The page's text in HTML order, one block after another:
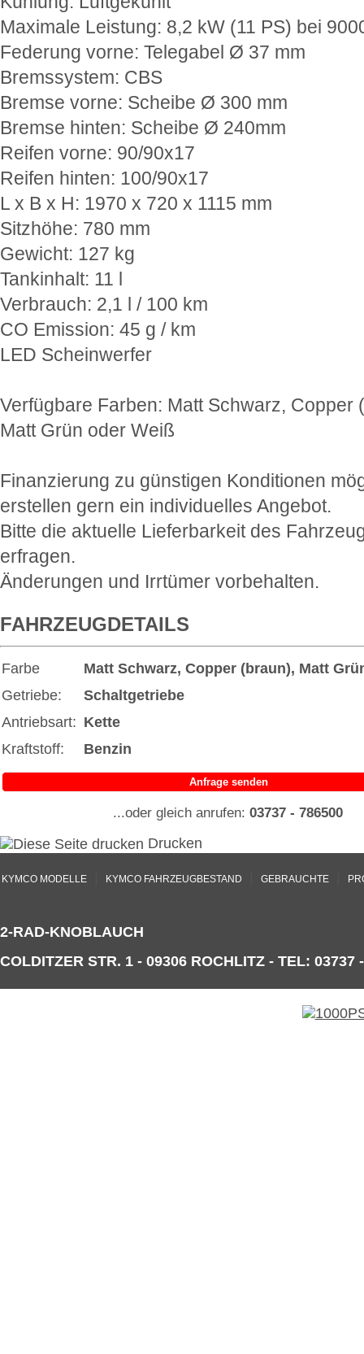
Maximale Leistung: 8,2 kW (11 PS) bei
Federung vorne: Telegabel Ø 37 mm
Bremssystem: CBS
Bremse vorne: Scheibe Ø 300 mm
Bremse hinten: Scheibe Ø 240mm
Reifen vorne: 90/90x17
Reifen hinten: 100/90x17
L x B x H: 1970 x 720 x 1115 mm
Sitzhöhe: 780 mm
Gewicht: 127 kg
Tankinhalt: 11 l
Verbrauch: 2,1 l / 100 km
CO Emission: 45 g / km
LED Scheinwerfer
Verfügbare Farben: Matt Schwarz, Copper
Matt Grün oder Weiß
Finanzierung zu günstigen Konditionen
erstellen gern ein individuelles Angebot.
Bitte die aktuelle Lieferbarkeit des
erfragen.
Änderungen und Irrtümer vorbehalten.
FAHRZEUGDETAILS
Farbe
Matt Schwarz, Copper (braun), Matt
Getriebe:
Schaltgetriebe
Antriebsart: Kette
Kraftstoff:
Benzin
Anfrage senden
...oder gleich anrufen: 03737 - 786500
Drucken
KYMCO MODELLE KYMCO FAHRZEUGBESTAND GEBRAUCHTE
2-RAD-KNOBLAUCH
COLDITZER STR. 1 - 09306 ROCHLITZ - TEL: 03737